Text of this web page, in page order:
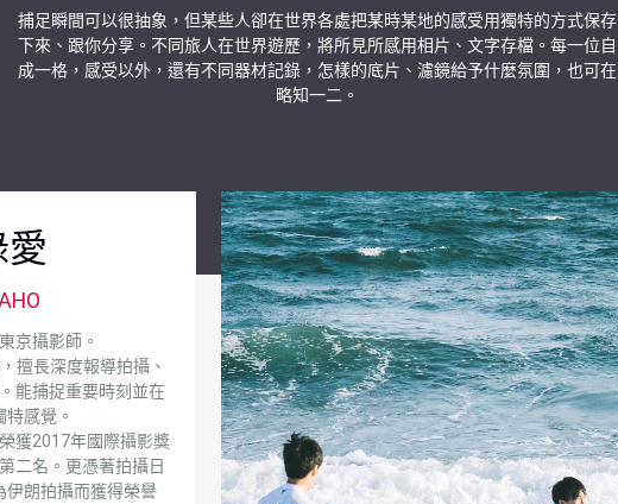
捕足瞬間可以很抽象，但某些人卻在世界各處把某時某地的感受用獨特的方式保存
下來、跟你分享。不同旅人在世界遊歷，將所見所感用相片、文字存檔。每一位自
成一格，感受以外，還有不同器材記錄，怎樣的底片、濾鏡給予什麼氛圍，也可在
略知一二。
京攝影師。
擅長深度報導拍攝、
能捕捉重要時刻並在
特感覺。
獲2017年國際攝影獎
二名。更憑著拍攝日
伊朗拍攝而獲得榮譽